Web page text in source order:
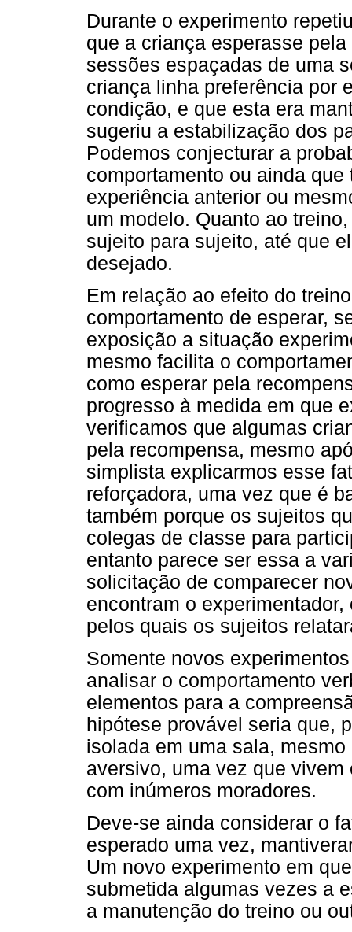
Durante o experimento
que a criança esperasse
sessões espaçadas de uma
criança linha preferência por
condição, e que esta era
sugeriu a estabilização dos
Podemos conjecturar a
comportamento ou ainda
experiência anterior ou
um modelo. Quanto ao
sujeito para sujeito, até que
desejado.
Em relação ao efeito do
comportamento de esperar,
exposição a situação
mesmo facilita o
como esperar pela
progresso à medida em que
verificamos que algumas
pela recompensa, mesmo
simplista explicarmos esse
reforçadora, uma vez que é
também porque os sujeitos
colegas de classe para
entanto parece ser essa a
solicitação de comparecer
encontram o
pelos quais os sujeitos
Somente novos
analisar o comportamento
elementos para a
hipótese provável seria que,
isolada em uma sala,
aversivo, uma vez que
com inúmeros moradores.
Deve-se ainda considerar o
esperado uma vez,
Um novo experimento em
submetida algumas vezes a
a manutenção do treino ou